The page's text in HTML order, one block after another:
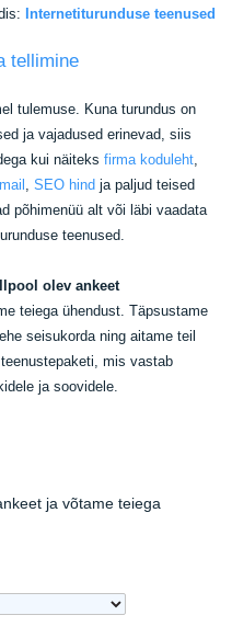
Internetiturunduse teenused
tellimine
tulemuse. Kuna turundus on
ja vajadused erinevad, siis
kui näiteks firma koduleht,
, SEO hind ja paljud teised
põhimenüü alt või läbi vaadata
teenused.
olev ankeet
teiega ühendust. Täpsustame
seisukorda ning aitame teil
mis vastab
ja soovidele.
ja võtame teiega